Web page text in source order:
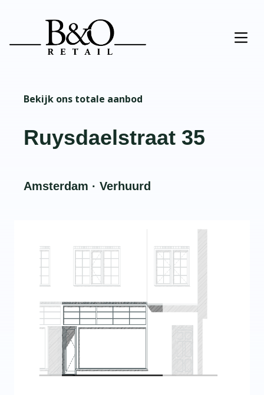
Bekijk ons totale aanbod
Ruysdaelstraat 35
Amsterdam · Verhuurd